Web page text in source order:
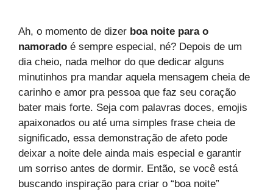
Ah, o momento de dizer boa noite para o
namorado é sempre especial, né? Depois de um
dia cheio, nada melhor do que dedicar alguns
minutinhos pra mandar aquela mensagem cheia de
carinho e amor pra pessoa que faz seu coração
bater mais forte. Seja com palavras doces, emojis
apaixonados ou até uma simples frase cheia de
significado, essa demonstração de afeto pode
deixar a noite dele ainda mais especial e garantir
um sorriso antes de dormir. Então, se você está
buscando inspiração para criar o “boa noite”